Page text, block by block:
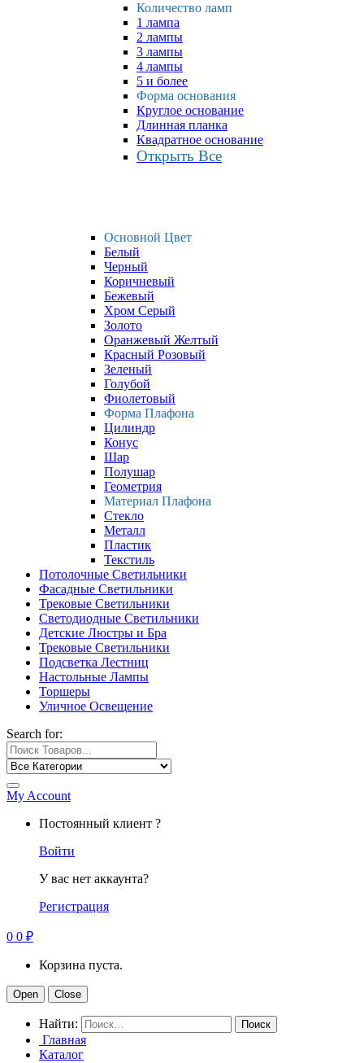
Количество ламп
1 лампа
2 лампы
3 лампы
4 лампы
5 и более
Форма основания
Круглое основание
Длинная планка
Квадратное основание
Открыть Все
Основной Цвет
Белый
Черный
Коричневый
Бежевый
Хром Серый
Золото
Оранжевый Желтый
Красный Розовый
Зеленый
Голубой
Фиолетовый
Форма Плафона
Цилиндр
Конус
Шар
Полушар
Геометрия
Материал Плафона
Стекло
Металл
Пластик
Текстиль
Потолочные Светильники
Фасадные Светильники
Трековые Светильники
Светодиодные Светильники
Детские Люстры и Бра
Трековые Светильники
Подсветка Лестниц
Настольные Лампы
Торшеры
Уличное Освещение
Search for:
My Account
Постоянный клиент ?
Войти
У вас нет аккаунта?
Регистрация
0 0 ₽
Корзина пуста.
Open Close
Найти:
Главная
Каталог